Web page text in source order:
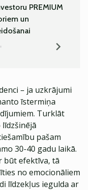
PREMIUM
un
– ja uzkrājumi
īstermiņa
Turklāt
pašam
30-40 gadu laikā.
būt efektīva, tā
no emocionāliem
līdzekļus iegulda ar